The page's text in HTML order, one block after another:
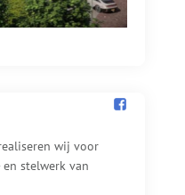
wij voor
stelwerk van